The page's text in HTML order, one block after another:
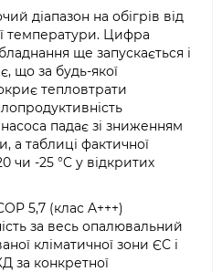
діапазон на обігрів від
температури. Цифра
ще запускається і
що за будь-якої
тепловтрати
падає зі зниженням
а таблиці фактичної
чи -25 °C у відкритих
5,7 (клас A+++)
за весь опалювальний
кліматичної зони ЄС і
за конкретної